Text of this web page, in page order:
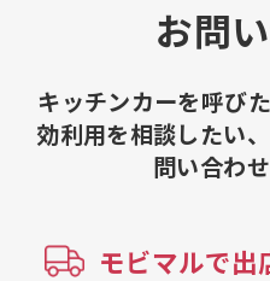
お問
キッチンカーを呼び
効利用を相談したい
問い合わ
モビマルで出